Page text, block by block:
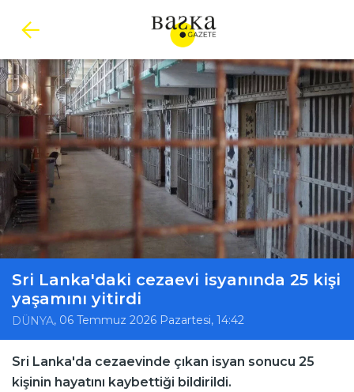
Sri Lanka'daki cezaevi isyanında 25 kişi
yaşamını yitirdi
DÜNYA, 06 Temmuz 2026 Pazartesi, 14:42
Sri Lanka'da cezaevinde çıkan isyan sonucu 25
kişinin hayatını kaybettiği bildirildi.